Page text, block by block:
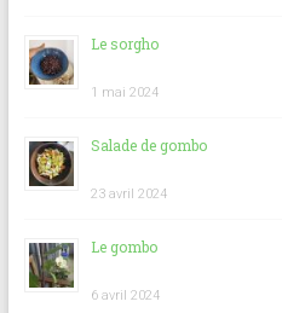
Le sorgho
1 mai 2024
Salade de gombo
23 avril 2024
Le gombo
6 avril 2024